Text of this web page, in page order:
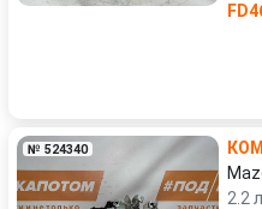
№ 524340
2.2